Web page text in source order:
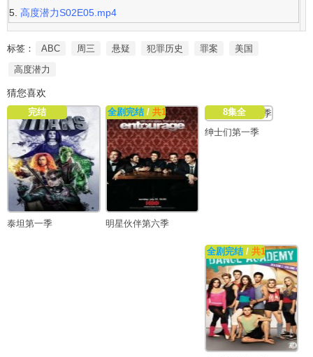
高度潜力S02E05.mp4
标签： ABC 周三 悬疑 犯罪历史 罪案
美国
高度潜力
猜您喜欢
完结
泰坦第一季
全剧完结 /共12集
明星伙伴第六季
8集全
绅士们第一季
全剧完结/ 共13集